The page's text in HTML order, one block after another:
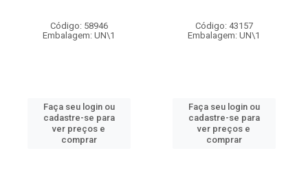
Código: 58946
Embalagem: UN\1
Faça seu login ou
cadastre-se para
ver preços e
comprar
Código: 43157
Embalagem: UN\1
Faça seu login ou
cadastre-se para
ver preços e
comprar